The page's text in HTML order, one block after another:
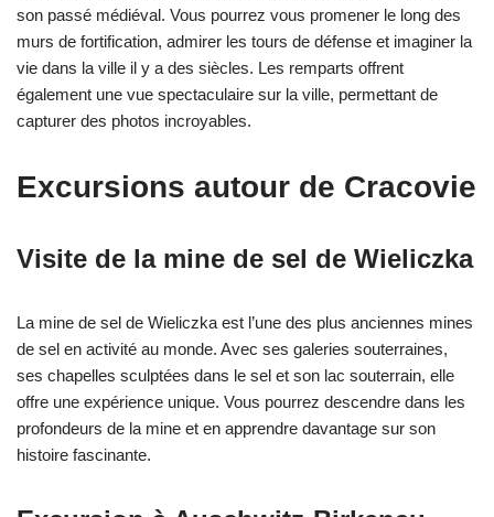
son passé médiéval. Vous pourrez vous promener le long des
murs de fortification, admirer les tours de défense et imaginer la
vie dans la ville il y a des siècles. Les remparts offrent
également une vue spectaculaire sur la ville, permettant de
capturer des photos incroyables.
Excursions autour de Cracovie
Visite de la mine de sel de Wieliczka
La mine de sel de Wieliczka est l’une des plus anciennes mines
de sel en activité au monde. Avec ses galeries souterraines,
ses chapelles sculptées dans le sel et son lac souterrain, elle
offre une expérience unique. Vous pourrez descendre dans les
profondeurs de la mine et en apprendre davantage sur son
histoire fascinante.